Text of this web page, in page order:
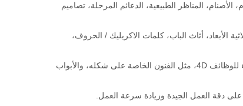
الأصنام، المناظر الطبيعية، الدعائم المرحلة، تصاميم
أثاث الباب، كلمات الاكريليك / الحروف،
تدوير المغزل من 0 إلى 180 درجة، يمكن أن تجعل طحن سطح القوس، والقطع السطحية الانحناء للوظائف 4D، مثل الفنون الخاصة على شكله، والأبواب
على دقة العمل الجيدة وزيادة سرعة العمل.